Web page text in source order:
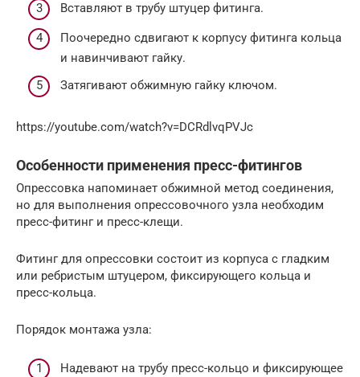
Вставляют в трубу штуцер фитинга.
Поочередно сдвигают к корпусу фитинга кольца
и навинчивают гайку.
Затягивают обжимную гайку ключом.
https://youtube.com/watch?v=DCRdlvqPVJc
Особенности применения пресс-фитингов
Опрессовка напоминает обжимной метод соединения,
но для выполнения опрессовочного узла необходим
пресс-фитинг и пресс-клещи.
Фитинг для опрессовки состоит из корпуса с гладким
или ребристым штуцером, фиксирующего кольца и
пресс-кольца.
Порядок монтажа узла:
Надевают на трубу пресс-кольцо и фиксирующее